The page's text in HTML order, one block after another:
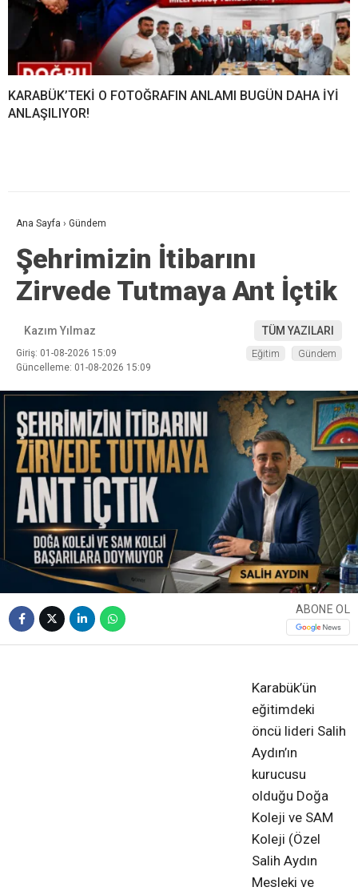
KARABÜK’TEKİ O FOTOĞRAFIN ANLAMI BUGÜN DAHA İYİ
ANLAŞILIYOR!
Ana Sayfa › Gündem
Şehrimizin İtibarını
Zirvede Tutmaya Ant İçtik
Kazım Yılmaz TÜM YAZILARI
Giriş: 01-08-2026 15:09
Güncelleme: 01-08-2026 15:09
Eğitim Gündem
ABONE OL
Karabük’ün
eğitimdeki
öncü lideri Salih
Aydın’ın
kurucusu
olduğu Doğa
Koleji ve SAM
Koleji (Özel
Salih Aydın
Mesleki ve